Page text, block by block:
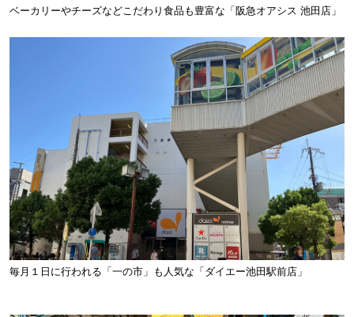
ベーカリーやチーズなどこだわり食品も豊富な「阪急オアシス 池田店」
毎月１日に行われる「一の市」も人気な「ダイエー池田駅前店」